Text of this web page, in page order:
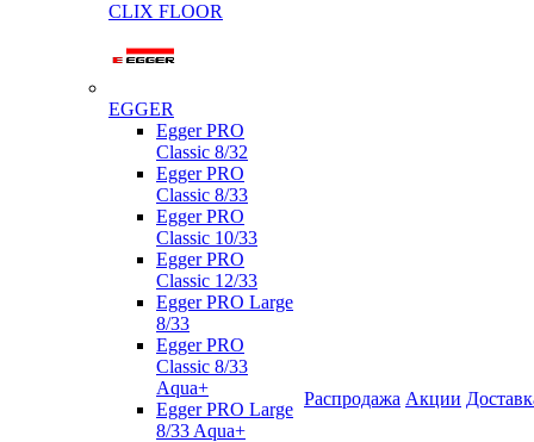
CLIX FLOOR
EGGER
Egger PRO
Classic 8/32
Egger PRO
Classic 8/33
Egger PRO
Classic 10/33
Egger PRO
Classic 12/33
Egger PRO Large
8/33
Egger PRO
Classic 8/33
Aqua+
Egger PRO Large
8/33 Aqua+
Распродажа Акции